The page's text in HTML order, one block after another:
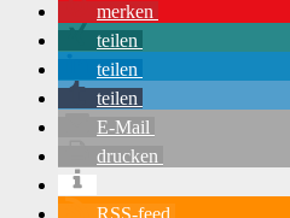
merken
teilen
teilen
teilen
E-Mail
drucken